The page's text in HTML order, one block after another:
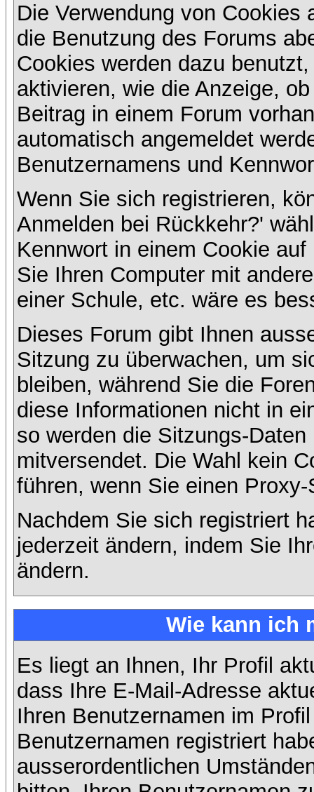
Die Verwendung von
die Benutzung des Forums
Cookies werden dazu
aktivieren, wie die Anzeige,
Beitrag in einem Forum
automatisch angemeldet
Benutzernamens und
Wenn Sie sich registrieren,
Anmelden bei Rückkehr?'
Kennwort in einem Cookie
Sie Ihren Computer mit
einer Schule, etc. wäre es
Dieses Forum gibt Ihnen
Sitzung zu überwachen, um
bleiben, während Sie die
diese Informationen nicht in
so werden die Sitzungs-
mitversendet. Die Wahl kein
führen, wenn Sie einen
Nachdem Sie sich registriert
jederzeit ändern, indem Sie
ändern.
Wie kann ich
Es liegt an Ihnen, Ihr Profil
dass Ihre E-Mail-Adresse
Ihren Benutzernamen im
Benutzernamen registriert
ausserordentlichen